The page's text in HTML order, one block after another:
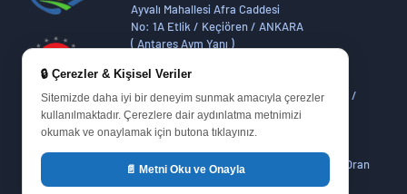
🔒 Çerezler & Kişisel Veriler
Sitemizde daha iyi bir deneyim sunmak amacıyla çerezler
kullanılmaktadır. Çerezlere dair aydınlatma metnimizi
okumak ve onaylamak için butona tıklayınız.
📄 Metni Oku ve Onayla
Ayvalı Mahallesi Afra Caddesi
No: 1A Etlik / Keçiören / ANKARA
( Antares Avm Yanı )
Dikmen Hizmet Binamız :
Dikmen Caddesi No:14 (06420) Bakanlıklar /
ANKARA
Yukarı Dikmen Mah. 648. Cadde No : 51/1 Oran